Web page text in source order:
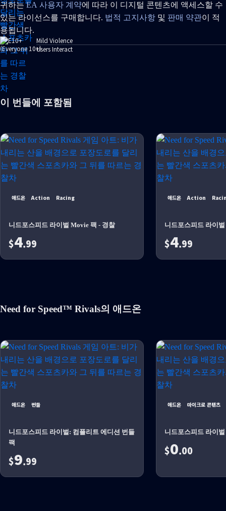
귀하는EA 사용자 계약에 따라 이 디지털 콘텐츠에 액세스할 수
있는 라이선스를 구매합니다. 법적 고지사항 및 판매 약관이 적
용됩니다.
Mild Violence
Users Interact
이 번들에 포함됨
애드온 Action Racing
니드포스피드 라이벌 Movie 팩 - 경찰
$4.99
애드온 Action
니드포스피드 라이
$4.99
Need for Speed™ Rivals의 애드온
애드온 번들
니드포스피드 라이벌: 컴플리트 에디션 번들
팩
$9.99
애드온 마이크로 콘텐츠
니드포스피드 라이
$0.00